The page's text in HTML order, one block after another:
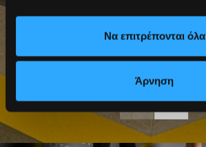
Να επιτρέπονται όλα
Άρνηση
Μάθε περισσότερα